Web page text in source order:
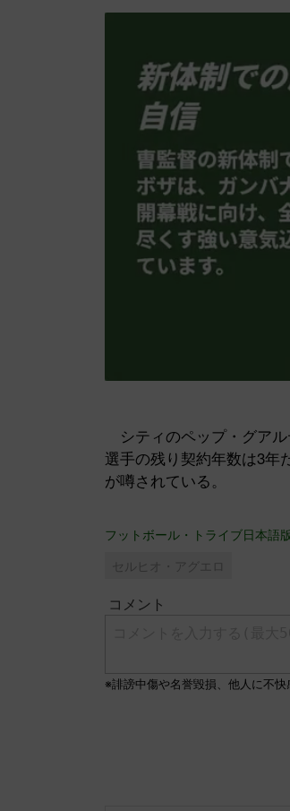
シティのペップ・グア
選手の残り契約年数は3年
が噂されている。
フットボール・トライブ日本語
セルヒオ・アグエロ